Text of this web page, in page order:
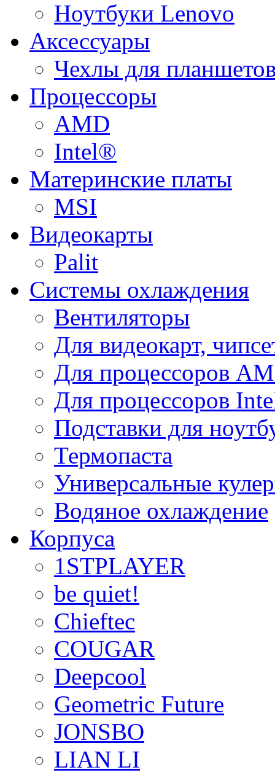
Ноутбуки Lenovo
Аксессуары
Чехлы для
Процессоры
AMD
Intel®
Материнские платы
MSI
Видеокарты
Palit
Системы охлаждения
Вентиляторы
Для видеокарт,
Для процессоров
Для процессоров
Подставки для
Термопаста
Универсальные
Водяное охлаждение
Корпуса
1STPLAYER
be quiet!
Chieftec
COUGAR
Deepcool
Geometric Future
JONSBO
LIAN LI